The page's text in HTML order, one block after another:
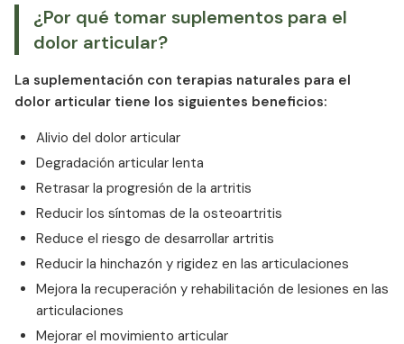
¿Por qué tomar suplementos para el
dolor articular?
La suplementación con terapias naturales para el
dolor articular tiene los siguientes beneficios:
Alivio del dolor articular
Degradación articular lenta
Retrasar la progresión de la artritis
Reducir los síntomas de la osteoartritis
Reduce el riesgo de desarrollar artritis
Reducir la hinchazón y rigidez en las articulaciones
Mejora la recuperación y rehabilitación de lesiones en las
articulaciones
Mejorar el movimiento articular